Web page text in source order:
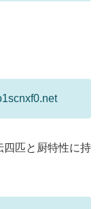
四匹と厨特性に持